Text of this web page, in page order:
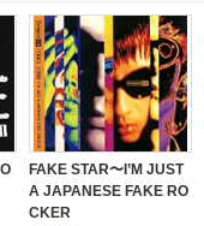
FAKE STAR〜I’M JUST
A JAPANESE FAKE RO
CKER